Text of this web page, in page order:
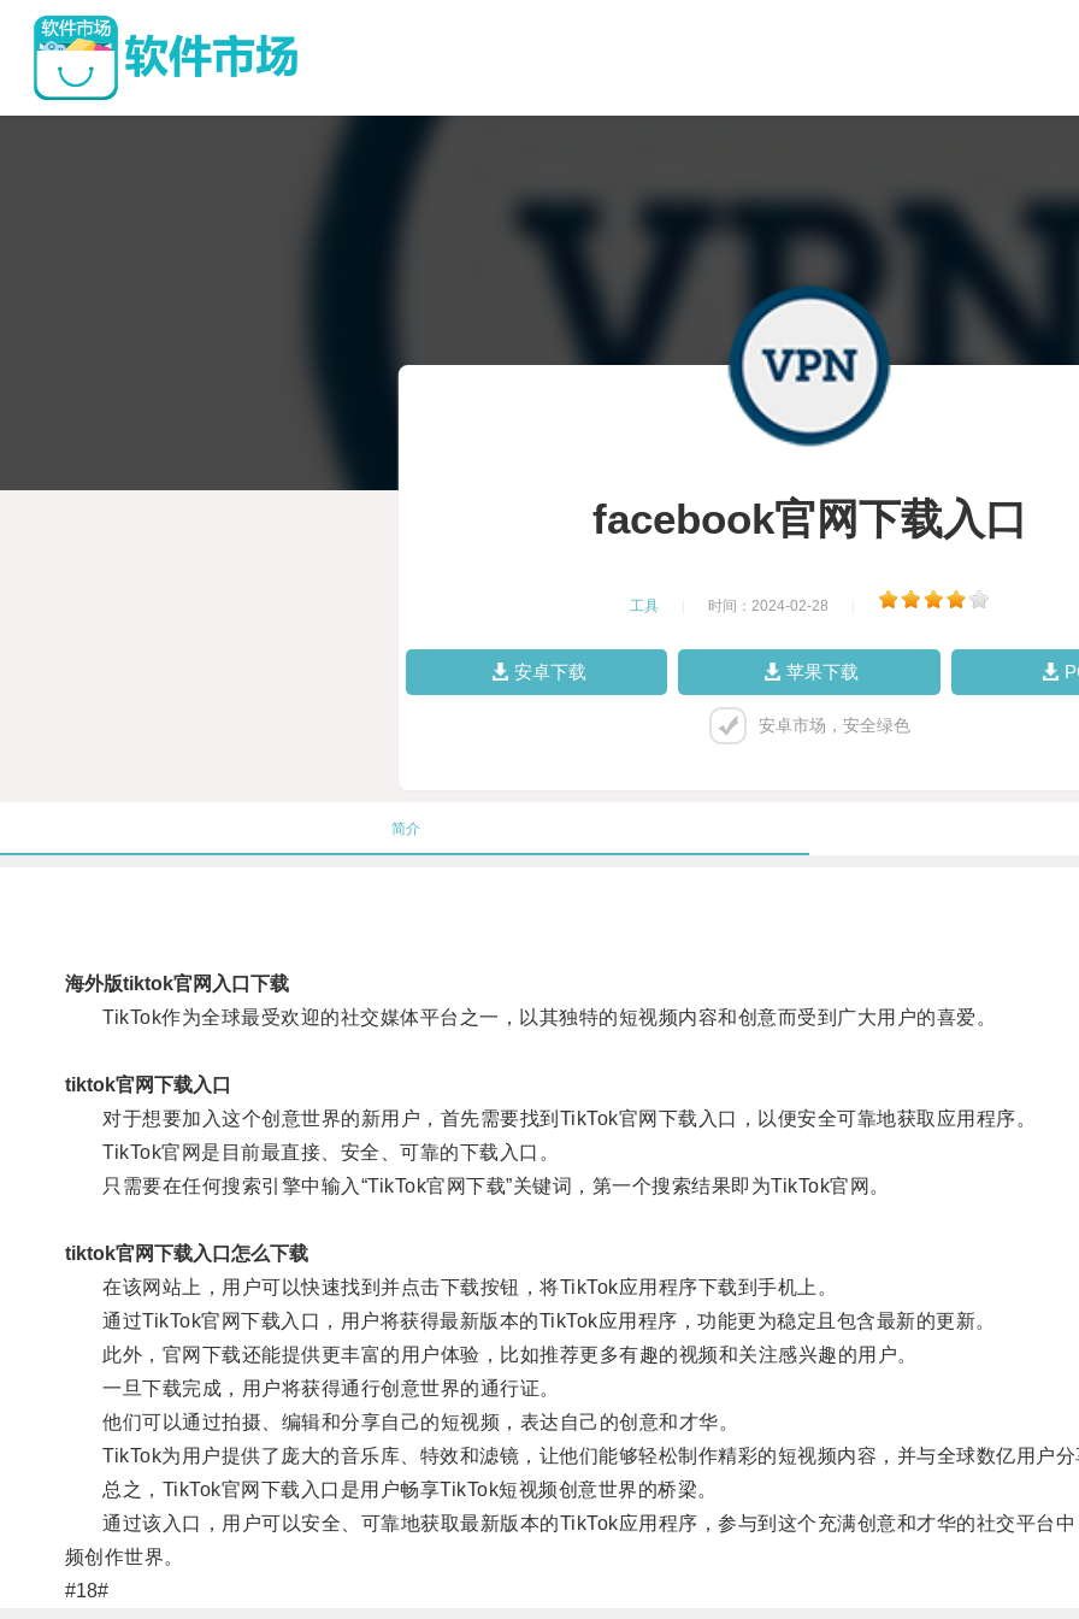
facebook官网下载入口
工具 时间：2024-02-28
安卓下载 苹果下载
安卓市场，安全绿色
简介
海外版tiktok官网入口下载
TikTok作为全球最受欢迎的社交媒体平台之一，以其独特的短视频内容和创意而受到广大用户的喜爱。
tiktok官网下载入口
对于想要加入这个创意世界的新用户，首先需要找到TikTok官网下载入口，以便安全可靠地获取应用程序。
TikTok官网是目前最直接、安全、可靠的下载入口。
只需要在任何搜索引擎中输入“TikTok官网下载”关键词，第一个搜索结果即为TikTok官网。
tiktok官网下载入口怎么下载
在该网站上，用户可以快速找到并点击下载按钮，将TikTok应用程序下载到手机上。
通过TikTok官网下载入口，用户将获得最新版本的TikTok应用程序，功能更为稳定且包含最新的更新。
此外，官网下载还能提供更丰富的用户体验，比如推荐更多有趣的视频和关注感兴趣的用户。
一旦下载完成，用户将获得通行创意世界的通行证。
他们可以通过拍摄、编辑和分享自己的短视频，表达自己的创意和才华。
TikTok为用户提供了庞大的音乐库、特效和滤镜，让他们能够轻松制作精彩的短视频内容，并与全球数亿用户分
总之，TikTok官网下载入口是用户畅享TikTok短视频创意世界的桥梁。
通过该入口，用户可以安全、可靠地获取最新版本的TikTok应用程序，参与到这个充满创意和才华的社交平台
频创作世界。
#18#